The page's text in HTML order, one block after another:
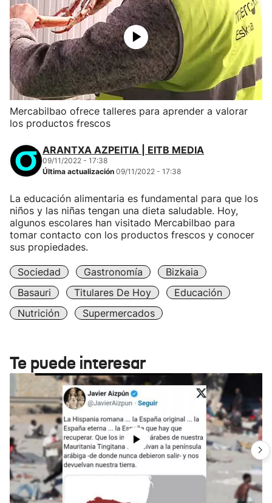
Mercabilbao ofrece talleres para aprender a valorar
los productos frescos
ARANTXA AZPEITIA | EITB MEDIA
09/11/2022 - 17:38
Última actualización 09/11/2022 - 17:38
La educación alimentaria es fundamental para que los
niños y las niñas tengan una dieta saludable. Hoy,
algunos escolares han visitado Mercabilbao para
tomar contacto con los productos frescos y conocer
sus propiedades.
Sociedad Gastronomía
Bizkaia
Basauri
Titulares De Hoy
Educación
Nutrición
Supermercados
Te puede interesar